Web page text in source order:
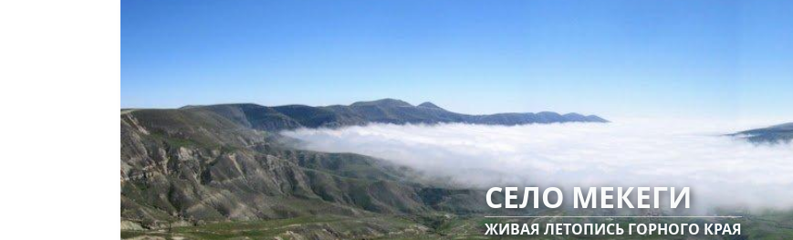
СЕЛО МЕКЕГИ
ЖИВАЯ ЛЕТОПИСЬ ГОРНОГО КРАЯ